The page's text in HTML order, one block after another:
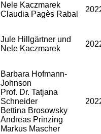
Nele Kaczmarek
Claudia Pagès Rabal
Jule Hillgärtner und
Nele Kaczmarek
Barbara Hofmann-
Johnson
Prof. Dr. Tatjana
Schneider
Bettina Brosowsky
Andreas Prinzing
Markus Mascher